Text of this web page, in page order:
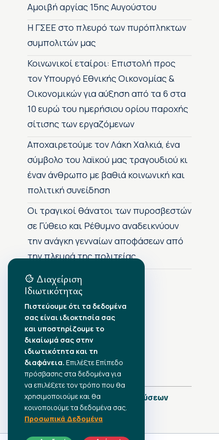
Αμοιβή αργίας 15ης Αυγούστου
H ΓΣΕΕ στο πλευρό των πυρόπληκτων
συμπολιτών μας
Κοινωνικοί εταίροι: Επιστολή προς
τον Υπουργό Εθνικής Οικονομίας &
Οικονομικών για αύξηση από τα 6 στα
10 ευρώ του ημερήσιου ορίου παροχής
σίτισης των εργαζόμενων
Αποχαιρετούμε τον Λάκη Χαλκιά, ένα
σύμβολο του λαϊκού μας τραγουδιού κι
έναν άνθρωπο με βαθιά κοινωνική και
πολιτική συνείδηση
Οι τραγικοί θάνατοι των πυροσβεστών
σε Γύθειο και Ρέθυμνο αναδεικνύουν
την ανάγκη γενναίων αποφάσεων από
την πλευρά της πολιτείας
Αρχείο Δημοσιεύσεων
•Αύγουστος 2026
•Ιούλιος 2026
•Ιούνιος 2026
•Μάιος 2026
•Απρίλιος 2026
•Μάρτιος 2026
Πλήρες Ημερολόγιο Δημοσιεύσεων
Διαχείριση
Ιδιωτικότητας
Πιστεύουμε ότι τα δεδομένα
σας είναι ιδιοκτησία σας
και υποστηρίζουμε το
δικαίωμά σας στην
ιδιωτικότητα και τη
διαφάνεια. Επιλέξτε Επίπεδο
πρόσβασης στα δεδομένα για
να επιλέξετε τον τρόπο που θα
χρησιμοποιούμε και θα
κοινοποιούμε τα δεδομένα σας.
Προσωπικά Δεδομένα